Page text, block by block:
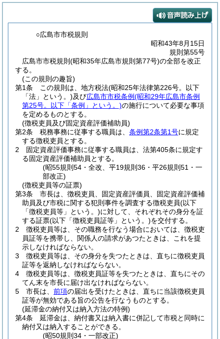
○広島市市税規則
昭和43年8月15日
規則第55号
広島市市税規則(昭和35年広島市規則第77号)の全部を改正
する。
(この規則の趣旨)
第1条
この規則は、地方税法(昭和25年法律第226号。以下
「法」という。)及び広島市市税条例(昭和29年広島市条例
第25号。以下「条例」という。)の施行について必要な事項
を定めるものとする。
(徴税吏員及び固定資産評価補助員)
第2条
税務事務に従事する職員は、 条例第2条第1号に規定
する徴税吏員とする。
2
固定資産評価事務に従事する職員は、法第405条に規定す
る固定資産評価補助員とする。
(昭55規則54・全改、平19規則36・平26規則51・一
部改正)
(徴税吏員等の証票)
第3条
市長は、徴税吏員、固定資産評価員、固定資産評価補
助員及び市税に関する犯則事件を調査する徴税吏員(以下
「徴税吏員等」という。)に対して、それぞれその身分を証
する証票(以下「徴税吏員証等」という。)を交付する。
2
徴税吏員等は、その職務を行なう場合においては、徴税吏
員証等を携帯し、関係人の請求があつたときは、これを提
示しなければならない。
3
徴税吏員等は、その身分を失つたときは、直ちに徴税吏員
証等を返納しなければならない。
4
徴税吏員等は、徴税吏員証等を失つたときは、直ちにその
てん末を市長に届け出なければならない。
5
市長は、 前項の届出を受けたときは、直ちに当該徴税吏員
証等が無効である旨の公告を行なうものとする。
(延滞金の納付又は納入方法の特例)
第4条
延滞金は、納付書又は納入書に併記して市税と同時に
納付又は納入することができる。
(昭50規則34・一部改正)